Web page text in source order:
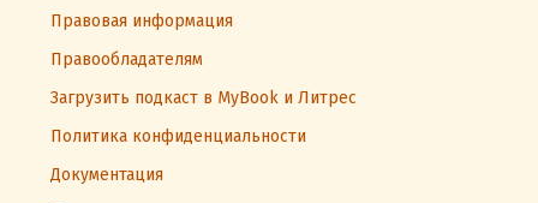
Правовая информация
Правообладателям
Загрузить подкаст в MyBook и Литрес
Политика конфиденциальности
Документация